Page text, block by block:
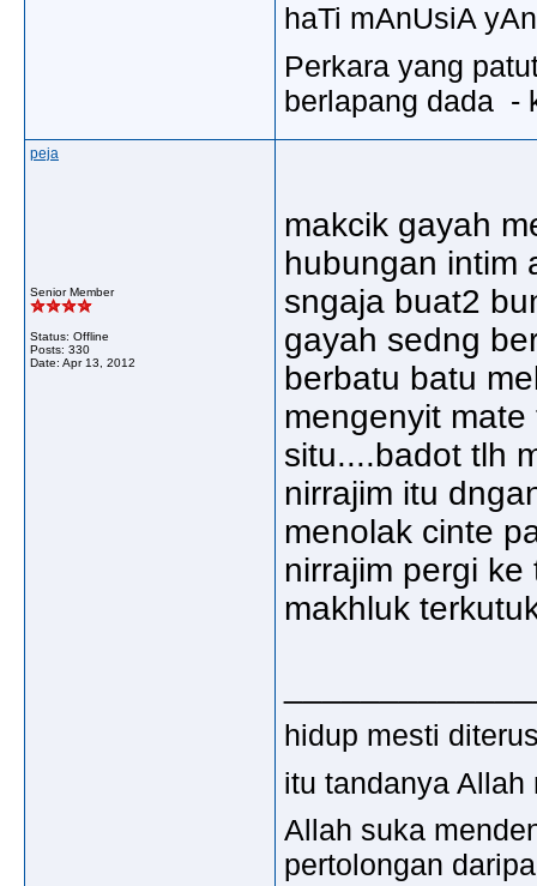
haTi mAnUsiA
Perkara yang
berlapang dada -
peja
Senior Member
Status: Offline
Posts: 330
Date: Apr 13, 2012
makcik gayah
hubungan intim
sngaja buat2
gayah sedng
berbatu batu
mengenyit
situ....badot tlh
nirrajim itu
menolak cinte
nirrajim pergi
makhluk
hidup mesti
itu tandanya
Allah suka
pertolongan